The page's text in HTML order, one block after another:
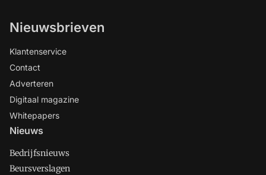
Nieuwsbrieven
Klantenservice
Contact
Adverteren
Digitaal magazine
Whitepapers
Nieuws
Bedrijfsnieuws
Beursverslagen